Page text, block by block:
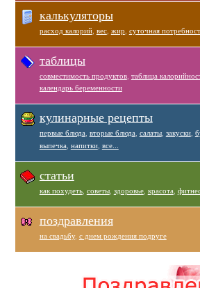
калькуляторы
расход калорий, вес, жир суточная
таблицы
совместимость продуктов, таблица
календарь беременности
кулинарные рецепты
первые блюда вторые блюда салаты, закуски,
выпечка напитки, все...
статьи
как похудеть, советы, здоровье, красота
поздравления
на свадьбу, с днем рождения подруге